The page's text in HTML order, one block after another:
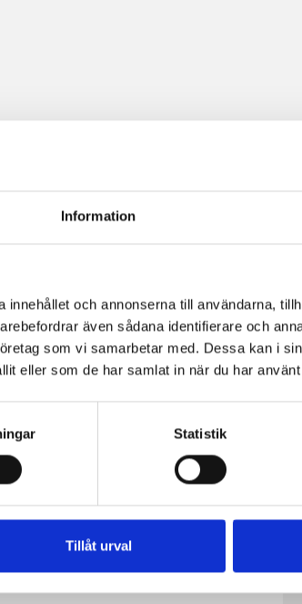
Information
och annonserna till användarna,
även sådana identifierare och
som vi samarbetar med. Dessa kan i
eller som de har samlat in när du har
Statistik
Tillåt urval
3% 1
Jordgubbsfil